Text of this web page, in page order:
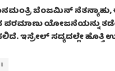
ಬೆಂಜಮಿನ್
ಪರಮಾಣು ಯೋಜನೆಯನ್ನು
ಇಸ್ರೇಲ್ ಸದ್ಯದಲ್ಲೇ ಹೊತ್ತಿ